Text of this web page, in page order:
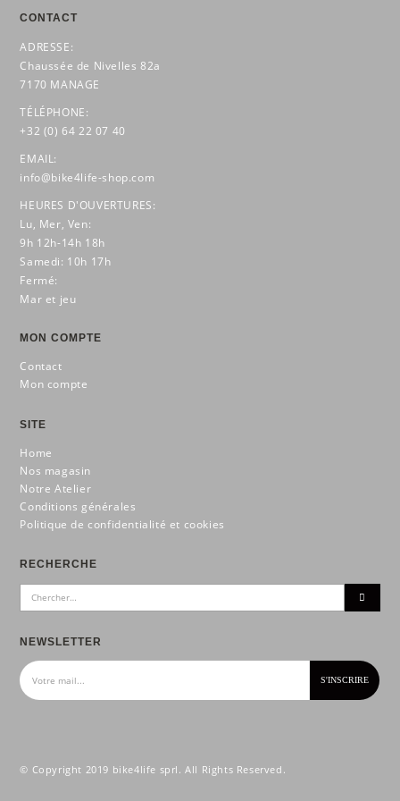
CONTACT
ADRESSE:
Chaussée de Nivelles 82a
7170 MANAGE
TÉLÉPHONE:
+32 (0) 64 22 07 40
EMAIL:
info@bike4life-shop.com
HEURES D'OUVERTURES:
Lu, Mer, Ven:
9h 12h-14h 18h
Samedi: 10h 17h
Fermé:
Mar et jeu
MON COMPTE
Contact
Mon compte
SITE
Home
Nos magasin
Notre Atelier
Conditions générales
Politique de confidentialité et cookies
RECHERCHE
NEWSLETTER
© Copyright 2019 bike4life sprl. All Rights Reserved.